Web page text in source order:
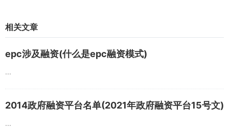
相关文章
epc涉及融资(什么是epc融资模式)
...
2014政府融资平台名单(2021年政府融资平台15号文)
...